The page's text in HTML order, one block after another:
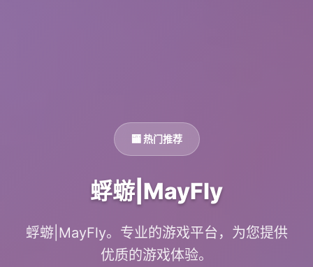
🏧 热门推荐
蜉蝣|MayFly
蜉蝣|MayFly。专业的游戏平台，为您提供
优质的游戏体验。